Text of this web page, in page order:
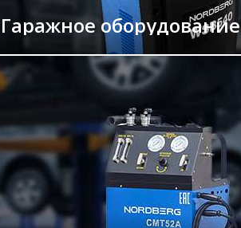
Гаражное оборудование